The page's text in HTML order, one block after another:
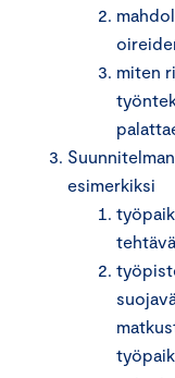
miten
esimerkiksi